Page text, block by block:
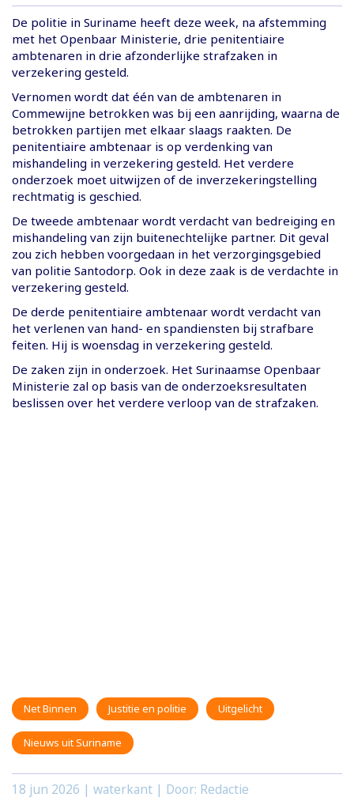
De politie in Suriname heeft deze week, na afstemming
met het Openbaar Ministerie, drie penitentiaire
ambtenaren in drie afzonderlijke strafzaken in
verzekering gesteld.
Vernomen wordt dat één van de ambtenaren in
Commewijne betrokken was bij een aanrijding, waarna de
betrokken partijen met elkaar slaags raakten. De
penitentiaire ambtenaar is op verdenking van
mishandeling in verzekering gesteld. Het verdere
onderzoek moet uitwijzen of de inverzekeringstelling
rechtmatig is geschied.
De tweede ambtenaar wordt verdacht van bedreiging en
mishandeling van zijn buitenechtelijke partner. Dit geval
zou zich hebben voorgedaan in het verzorgingsgebied
van politie Santodorp. Ook in deze zaak is de verdachte in
verzekering gesteld.
De derde penitentiaire ambtenaar wordt verdacht van
het verlenen van hand- en spandiensten bij strafbare
feiten. Hij is woensdag in verzekering gesteld.
De zaken zijn in onderzoek. Het Surinaamse Openbaar
Ministerie zal op basis van de onderzoeksresultaten
beslissen over het verdere verloop van de strafzaken.
Net Binnen Justitie en politie Uitgelicht
Nieuws uit Suriname
18 jun 2026 | waterkant | Door: Redactie